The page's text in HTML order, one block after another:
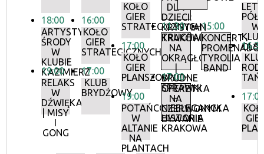
18:00
ARTYSTYCZNE
ŚRODY
W
KLUBIE
KAZIMIERZ
19:00
RELAKS
W
DŹWIĘKACH
| MISY
I
GONG
16:00
KOŁO
GIER
STRATEGICZNYCH
17:00
KLUB
BRYDŻOWY
KOŁO
GIER
STRATEGICZNYCH
17:00
KOŁO
GIER
PLANSZOWYCH
19:00
POTAŃCÓWKA
W
ALTANIE
NA
PLANTACH
DLA
DZIECI:
KRYSTIAN
TRUCHALSKI
11:30
KRAKÓW
NA
OKRĄGŁO
|
BRUDNE
SPRAWKI
–
NIEELEGANCKA
HISTORIA
KRAKOWA
17:00
OPERETKA
NA
CZERWONYM
DYWANIE
15:00
KONCERTY
TYROLIA
BAND
W
16:30
17:00